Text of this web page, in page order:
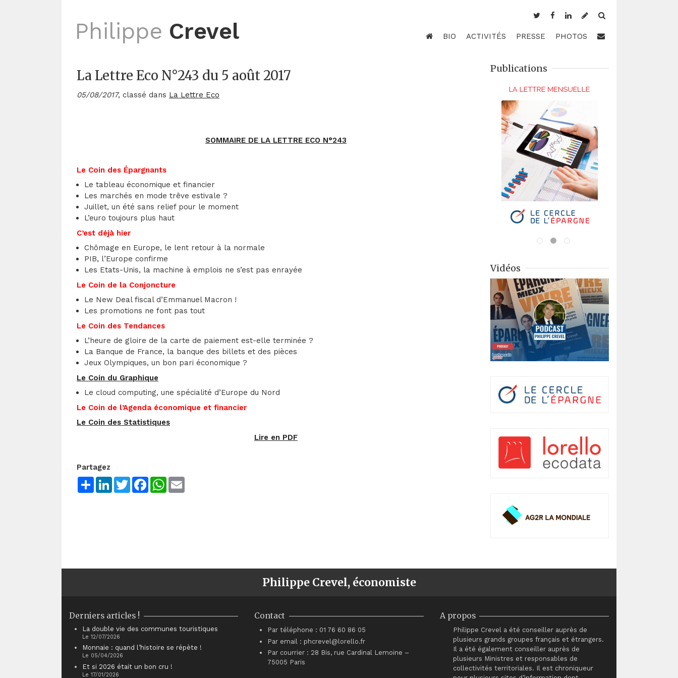
Philippe Crevel BIO ACTIVITÉS PRESSE PHOTOS
La Lettre Eco N°243 du 5 août 2017
05/08/2017, classé dans La Lettre Eco
SOMMAIRE DE LA LETTRE ECO N°243
Le Coin des Épargnants
Le tableau économique et financier
Les marchés en mode trêve estivale ?
Juillet, un été sans relief pour le moment
L’euro toujours plus haut
C’est déjà hier
Chômage en Europe, le lent retour à la normale
PIB, l’Europe confirme
Les Etats-Unis, la machine à emplois ne s’est pas enrayée
Le Coin de la Conjoncture
Le New Deal fiscal d’Emmanuel Macron !
Les promotions ne font pas tout
Le Coin des Tendances
L’heure de gloire de la carte de paiement est-elle terminée ?
La Banque de France, la banque des billets et des pièces
Jeux Olympiques, un bon pari économique ?
Le Coin du Graphique
Le cloud computing, une spécialité d’Europe du Nord
Le Coin de l’Agenda économique et financier
Le Coin des Statistiques
Lire en PDF
Partagez
ShareLinkedInTwitterFacebookWhatsApp
Publications
Vidéos
Philippe Crevel, économiste
Derniers articles !
La double vie des communes touristiques
Le 12/07/2026
Monnaie : quand l’histoire se répète !
Le 05/04/2026
Et si 2026 était un bon cru !
Le 17/01/2026
Contact
Par téléphone : 01 76 60 86 05
Par email : phcrevel@lorello.fr
Par courrier : 28 Bis, rue Cardinal Lemoine –
75005 Paris
A propos
Philippe Crevel a été conseiller auprès de
plusieurs grands groupes français et étrangers.
Il a été également conseiller auprès de
plusieurs Ministres et responsables de
collectivités territoriales. Il est chroniqueur